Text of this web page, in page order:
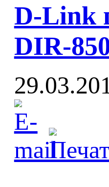
D-Link
DIR-